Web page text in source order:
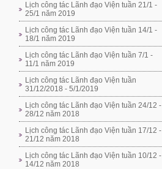
Lịch công tác Lãnh đạo Viện tuần 21/1 -
25/1 năm 2019
Lịch công tác Lãnh đạo Viện tuần 14/1 -
18/1 năm 2019
Lịch công tác Lãnh đạo Viện tuần 7/1 -
11/1 năm 2019
Lịch công tác Lãnh đạo Viện tuần
31/12/2018 - 5/1/2019
Lịch công tác Lãnh đạo Viện tuần 24/12 -
28/12 năm 2018
Lịch công tác Lãnh đạo Viện tuần 17/12 -
21/12 năm 2018
Lịch công tác Lãnh đạo Viện tuần 10/12 -
14/12 năm 2018